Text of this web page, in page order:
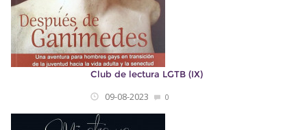
Club de lectura LGTB (IX)
09-08-2023 0